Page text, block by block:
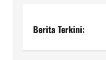
Berita Terkini: